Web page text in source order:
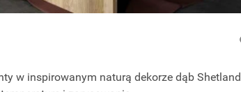
w inspirowanym naturą dekorze dąb Shetland